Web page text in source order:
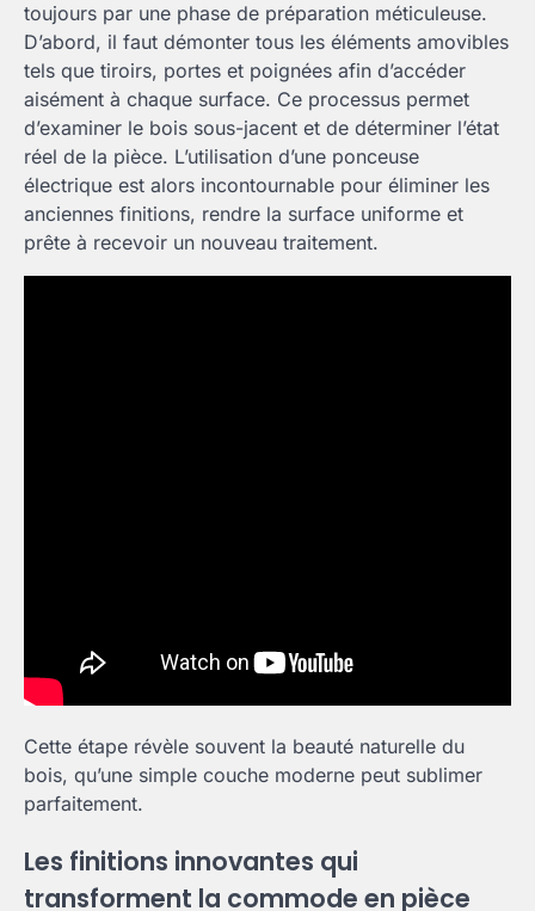
toujours par une phase de préparation méticuleuse.
D’abord, il faut démonter tous les éléments amovibles
tels que tiroirs, portes et poignées afin d’accéder
aisément à chaque surface. Ce processus permet
d’examiner le bois sous-jacent et de déterminer l’état
réel de la pièce. L’utilisation d’une ponceuse
électrique est alors incontournable pour éliminer les
anciennes finitions, rendre la surface uniforme et
prête à recevoir un nouveau traitement.
Cette étape révèle souvent la beauté naturelle du
bois, qu’une simple couche moderne peut sublimer
parfaitement.
Les finitions innovantes qui
transforment la commode en pièce